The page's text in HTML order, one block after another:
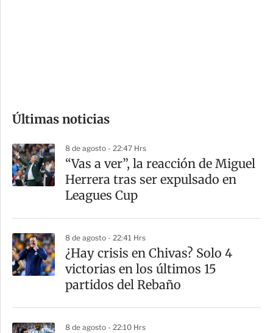
m
a
r
t
Últimas noticias
8 de agosto - 22:47 Hrs
“Vas a ver”, la reacción de Miguel
Herrera tras ser expulsado en
Leagues Cup
8 de agosto - 22:41 Hrs
¿Hay crisis en Chivas? Solo 4
victorias en los últimos 15
partidos del Rebaño
8 de agosto - 22:10 Hrs